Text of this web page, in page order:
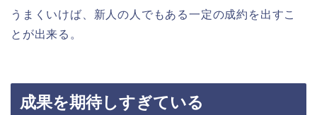
うまくいけば、新人の人でもある一定の成約を出すこ
とが出来る。
成果を期待しすぎている